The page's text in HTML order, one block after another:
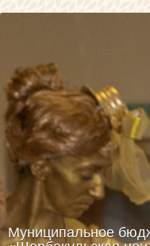
Муниципальное